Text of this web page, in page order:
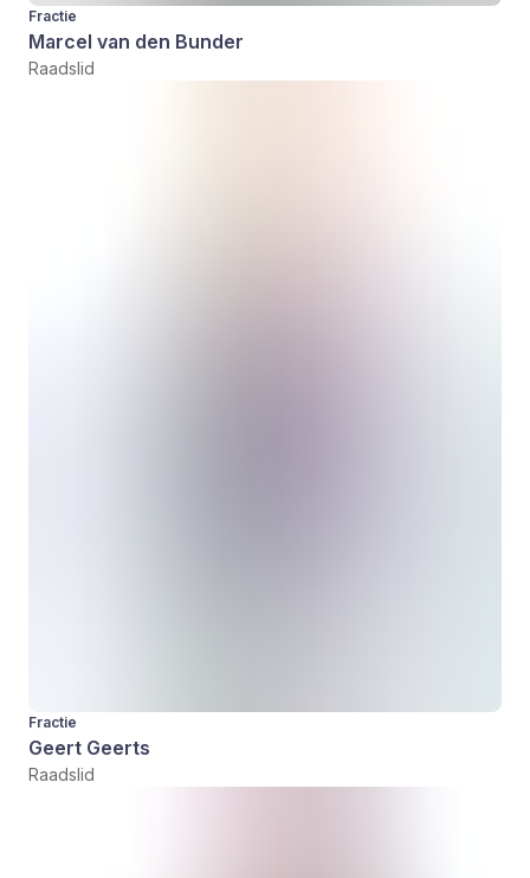
Fractie
Marcel van den Bunder
Raadslid
Fractie
Geert Geerts
Raadslid